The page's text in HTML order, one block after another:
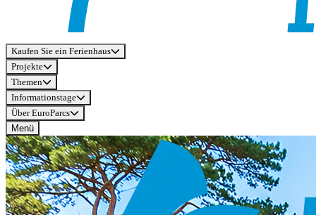
Kaufen Sie ein Ferienhaus
Projekte
Themen
Informationstage
Über EuroParcs
Menü